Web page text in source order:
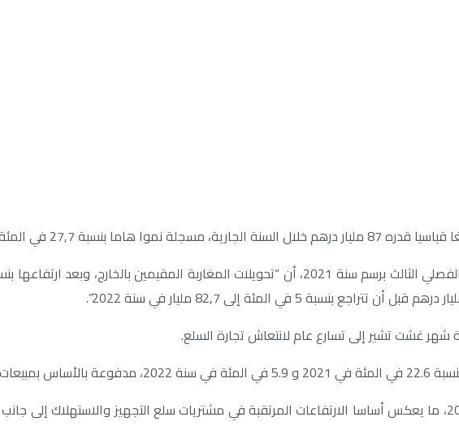
بنسبة 27,7 في المئة.
شهر غشت تشير إلى تسارع عام لانتعاش تجارة السلع.
وموازاة مع ذلك، يتوقع أن تتزايد الواردات بنسبة 19,6 في المئة خلال 2021، ما يعكس أساسا الارتفاعات المرتقبة في مشتريات سلع